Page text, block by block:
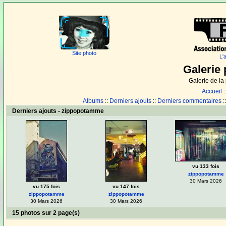
Site photo
Galerie
Galerie de la
Accueil
Albums :: Derniers ajouts :: Derniers commentaires
Derniers ajouts - zippopotamme
vu 175 fois
zippopotamme
30 Mars 2026
vu 147 fois
zippopotamme
30 Mars 2026
vu 133 fois
zippopotamme
30 Mars 2026
15 photos sur 2 page(s)